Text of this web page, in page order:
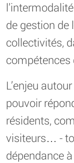
de gestion
collectivités,
compétences
L’enjeu
pouvoir
résidents,
visiteurs… -
dépendance